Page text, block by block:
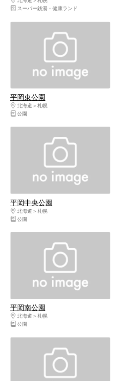
スーパー銭湯・健康ランド
平岡東公園
北海道
札幌
公園
平岡中央公園
北海道
札幌
公園
平岡南公園
北海道
札幌
公園